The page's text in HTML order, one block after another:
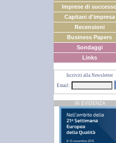
Imprese di
Capitani d'impresa
Recensioni
Business Papers
Sondaggi
Links
Iscriviti alla Newsletter
Email:
IN EVIDENZA